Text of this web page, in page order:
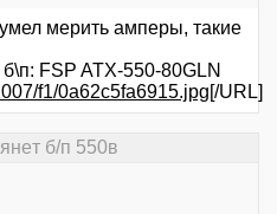
мерить амперы, такие
FSP ATX-550-80GLN
f1/0a62c5fa6915.jpg[/URL]
б/п 550в